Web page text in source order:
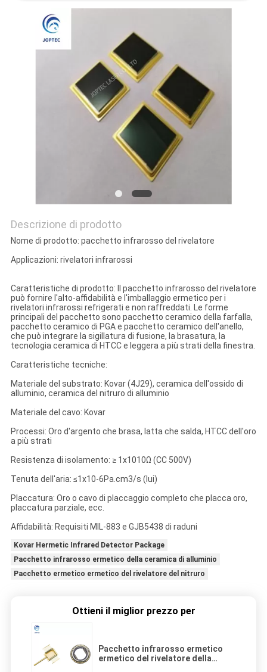
PRIVACY
POLICY
Descrizione di prodotto
Nome di prodotto: pacchetto infrarosso del rivelatore
Applicazioni: rivelatori infrarossi
Caratteristiche di prodotto: Il pacchetto infrarosso del rivelatore
può fornire l'alto-affidabilità e l'imballaggio ermetico per i
rivelatori infrarossi refrigerati e non raffreddati. Le forme
principali del pacchetto sono pacchetto ceramico della farfalla,
pacchetto ceramico di PGA e pacchetto ceramico dell'anello,
che può integrare la sigillatura di fusione, la brasatura, la
tecnologia ceramica di HTCC e leggera a più strati della finestra.
Caratteristiche tecniche:
Materiale del substrato: Kovar (4J29), ceramica dell'ossido di
alluminio, ceramica del nitruro di alluminio
Materiale del cavo: Kovar
Processi: Oro d'argento che brasa, latta che salda, HTCC dell'oro
a più strati
Resistenza di isolamento: ≥ 1x1010Ω (CC 500V)
Tenuta dell'aria: ≤1x10-6Pa.cm3/s (lui)
Placcatura: Oro o cavo di placcaggio completo che placca oro,
placcatura parziale, ecc.
Affidabilità: Requisiti MIL-883 e GJB5438 di raduni
Kovar Hermetic Infrared Detector Package
Pacchetto infrarosso ermetico della ceramica di alluminio
Pacchetto ermetico ermetico del rivelatore del nitruro
Ottieni il miglior prezzo per
Pacchetto infrarosso ermetico
ermetico del rivelatore della